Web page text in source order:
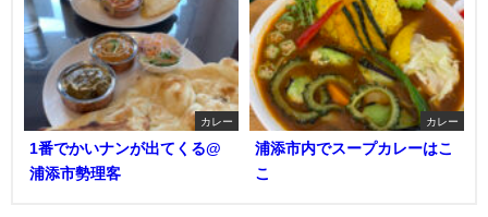
カレー
1番でかいナンが出てくる@
浦添市勢理客
カレー
浦添市内でスープカレーはこ
こ